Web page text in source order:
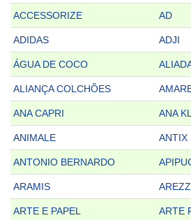
ACCESSORIZE AD
ADIDAS ADJI
ÁGUA DE COCO
ALIANÇA COLCHÕES
ANA CAPRI ANA
ANIMALE ANTIX
ANTONIO BERNARDO
ARAMIS
ARTE E PAPEL ARTE